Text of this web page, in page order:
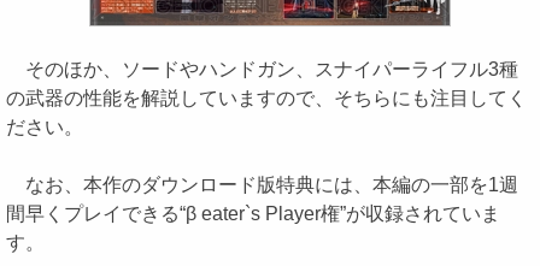
そのほか、ソードやハンドガン、スナイパーライフル3種
の武器の性能を解説していますので、そちらにも注目してく
ださい。
なお、本作のダウンロード版特典には、本編の一部を1週
間早くプレイできる“β eater`s Player権”が収録されていま
す。